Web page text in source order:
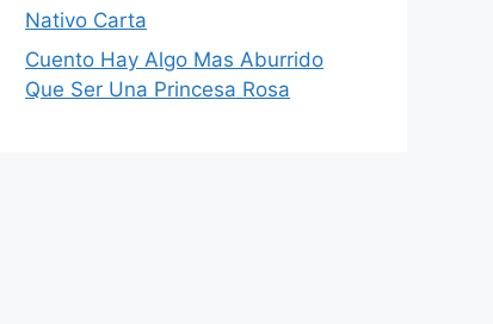
Nativo Carta
Cuento Hay Algo Mas Aburrido
Que Ser Una Princesa Rosa